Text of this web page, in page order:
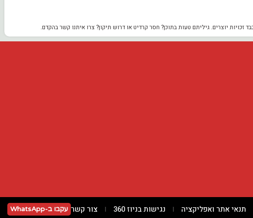
יוצרים. גיליתם טעות בתוכן? חסר קרדיט או דרוש תיקון? צרו איתנו קשר בהקדם.
תנאי אתר ואפליקציה נגישות בניוז 360 צור קשר עקבו ב-WhatsApp